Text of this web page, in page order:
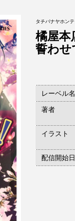
タチバナヤホン
橘屋
誓わせ
レーベル名
著者
イラスト
配信開始日